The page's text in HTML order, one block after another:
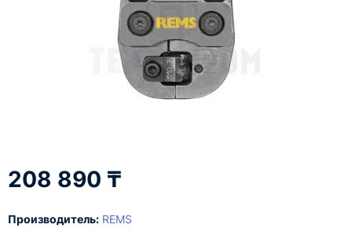
208 890 ₸
Производитель: REMS